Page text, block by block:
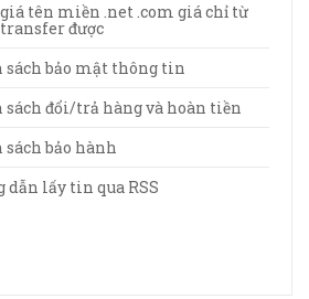
tên miền .net .com giá chỉ từ
transfer được
sách bảo mật thông tin
sách đổi/trả hàng và hoàn tiền
bảo hành
dẫn lấy tin qua RSS